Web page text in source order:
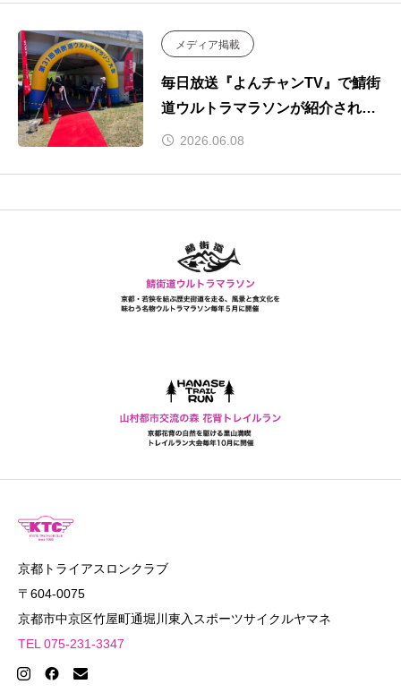
メディア掲載
毎日放送『よんチャンTV』で鯖街
道ウルトラマラソンが紹介されま
した2026.06.08
京都トライアスロンクラブ
〒604-0075
京都市中京区竹屋町通堀川東入スポーツサイクルヤマネ
TEL 075-231-3347